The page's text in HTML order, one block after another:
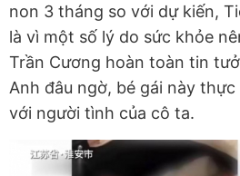
non 3 tháng so với dự kiến,
là vì một số lý do sức khỏe
Trần Cương hoàn toàn tin
Anh đâu ngờ, bé gái này
với người tình của cô ta.